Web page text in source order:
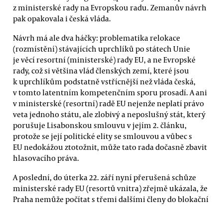
z ministerské rady na Evropskou radu. Zemanův návrh
pak opakovala i česká vláda.
Návrh má ale dva háčky: problematika relokace
(rozmístění) stávajících uprchlíků po státech Unie
je věcí resortní (ministerské) rady EU, a ne Evropské
rady, což si většina vlád členských zemí, které jsou
k uprchlíkům podstatně vstřícnější než vláda česká,
v tomto latentním kompetenčním sporu prosadí. A ani
v ministerské (resortní) radě EU nejenže neplatí právo
veta jednoho státu, ale zlobivý a neposlušný stát, který
porušuje Lisabonskou smlouvu v jejím 2. článku,
protože se její politické elity se smlouvou a vůbec s
EU nedokážou ztotožnit, může tato rada dočasně zbavit
hlasovacího práva.
A poslední, do úterka 22. září nyní přerušená schůze
ministerské rady EU (resortů vnitra) zřejmě ukázala, že
Praha nemůže počítat s třemi dalšími členy do blokační